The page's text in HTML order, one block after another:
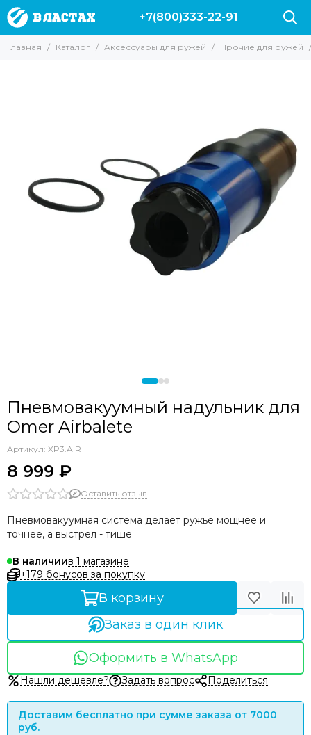
Аксессуары для ружей
Запасные части и аксессуары для ружей Пеленгас
Аксессуары для арбалетов
Чехлы для ружей
Линесбрасыватели
+7(800)333-22-91
Главная Каталог Аксессуары для ружей Прочие для ружей
Пневмовакуумный надульник для
Omer Airbalete
Артикул: XP3.AIR
8 999 ₽
Оставить отзыв
Пневмовакуумная система делает ружье мощнее и
точнее, а выстрел - тише
В наличиив 1 магазине
+179 бонусов за покупку
В корзину
Заказ в один клик
Оформить в WhatsApp
Нашли дешевле? Задать вопрос Поделиться
Доставим бесплатно при сумме заказа от 7000
руб.